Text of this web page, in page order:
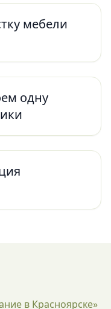
мебели
одну
в Красноярске»